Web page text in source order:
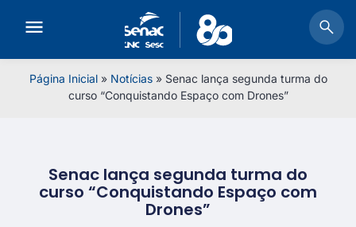
Página Inicial» Notícias» Senac lança segunda turma do
curso “Conquistando Espaço com Drones”
Senac lança segunda turma do
curso “Conquistando Espaço com
Drones”